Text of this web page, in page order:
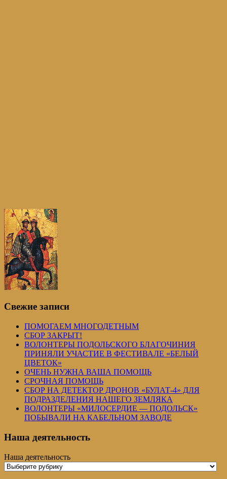
Свежие записи
ПОМОГАЕМ МНОГОДЕТНЫМ
СБОР ЗАКРЫТ!
ВОЛОНТЕРЫ ПОДОЛЬСКОГО БЛАГОЧИНИЯ
ПРИНЯЛИ УЧАСТИЕ В ФЕСТИВАЛЕ «БЕЛЫЙ
ЦВЕТОК»
ОЧЕНЬ НУЖНА ВАША ПОМОЩЬ
СРОЧНАЯ ПОМОЩЬ
СБОР НА ДЕТЕКТОР ДРОНОВ «БУЛАТ-4» ДЛЯ
ПОДРАЗДЕЛЕНИЯ НАШЕГО ЗЕМЛЯКА
ВОЛОНТЕРЫ «МИЛОСЕРДИЕ — ПОДОЛЬСК»
ПОБЫВАЛИ НА КАБЕЛЬНОМ ЗАВОДЕ
Наша деятельность
Наша деятельность